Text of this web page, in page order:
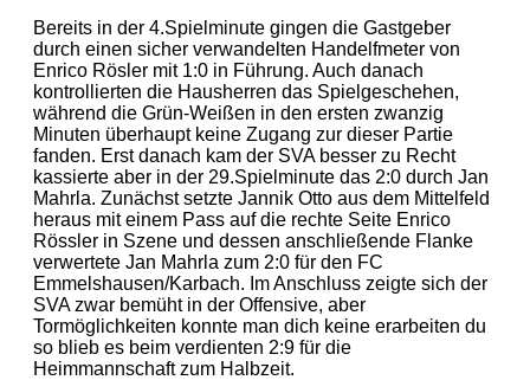
Bereits in der 4.Spielminute gingen die Gastgeber
durch einen sicher verwandelten Handelfmeter von
Enrico Rösler mit 1:0 in Führung. Auch danach
kontrollierten die Hausherren das Spielgeschehen,
während die Grün-Weißen in den ersten zwanzig
Minuten überhaupt keine Zugang zur dieser Partie
fanden. Erst danach kam der SVA besser zu Recht
kassierte aber in der 29.Spielminute das 2:0 durch Jan
Mahrla. Zunächst setzte Jannik Otto aus dem Mittelfeld
heraus mit einem Pass auf die rechte Seite Enrico
Rössler in Szene und dessen anschließende Flanke
verwertete Jan Mahrla zum 2:0 für den FC
Emmelshausen/Karbach. Im Anschluss zeigte sich der
SVA zwar bemüht in der Offensive, aber
Tormöglichkeiten konnte man dich keine erarbeiten du
so blieb es beim verdienten 2:9 für die
Heimmannschaft zum Halbzeit.